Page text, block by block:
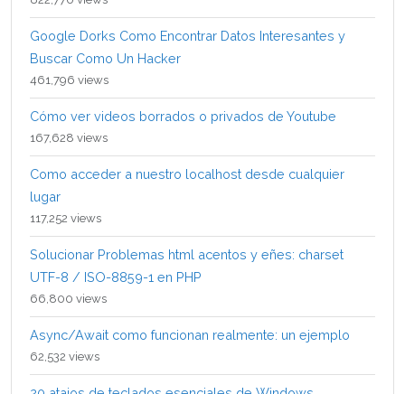
Google Dorks Como Encontrar Datos Interesantes y
Buscar Como Un Hacker
461,796 views
Cómo ver videos borrados o privados de Youtube
167,628 views
Como acceder a nuestro localhost desde cualquier
lugar
117,252 views
Solucionar Problemas html acentos y eñes: charset
UTF-8 / ISO-8859-1 en PHP
66,800 views
Async/Await como funcionan realmente: un ejemplo
62,532 views